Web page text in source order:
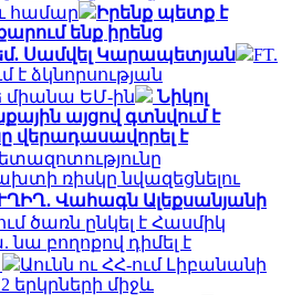
համար
Իրենք պետք է
ենք իրենց
Սամվել Կարապետյան
FT.
ձկնորսության
միանա ԵՄ-ին
Նիկոլ
այցով գտնվում է
վերադասավորել է
ռիսկը նվազեցնելու
Վահագն Ալեքսանյանի
ծառն ընկել է Հասմիկ
նա բողոքով դիմել է
Աունն ու ՀՀ-ում Լիբանանի
երկրների միջև